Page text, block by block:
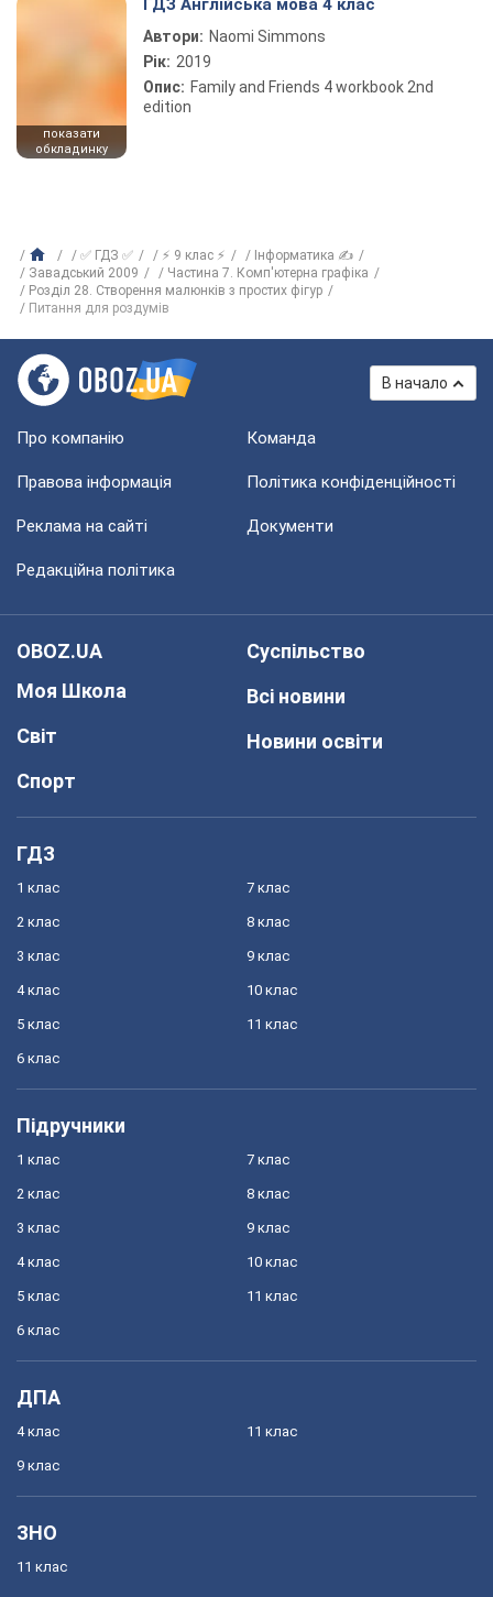
показати
обкладинку
ГДЗ Англійська мова 4 клас
Автори: Naomi Simmons
Рік: 2019
Опис: Family and Friends 4 workbook 2nd
edition
✅ ГДЗ ✅ ⚡ 9 клас ⚡
Інформатика ✍
Завадський 2009
Частина 7. Комп'ютерна графіка
Розділ 28. Створення малюнків з простих фігур
Питання для роздумів
В начало
Про компанію Команда
Правова інформація Політика конфіденційності
Реклама на сайті Документи
Редакційна політика
OBOZ.UA
Моя Школа
Світ
Спорт
Суспільство
Всі новини
Новини освіти
ГДЗ
1 клас
2 клас
3 клас
4 клас
5 клас
6 клас
7 клас
8 клас
9 клас
10 клас
11 клас
Підручники
1 клас
2 клас
3 клас
4 клас
5 клас
6 клас
7 клас
8 клас
9 клас
10 клас
11 клас
ДПА
4 клас
9 клас
11 клас
ЗНО
11 клас